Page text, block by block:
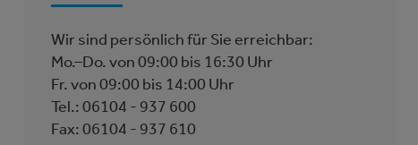
Wir sind persönlich für Sie erreichbar:
Mo.–Do. von 09:00 bis 16:30 Uhr
Fr. von 09:00 bis 14:00 Uhr
Tel.: 06104 - 937 600
Fax: 06104 - 937 610